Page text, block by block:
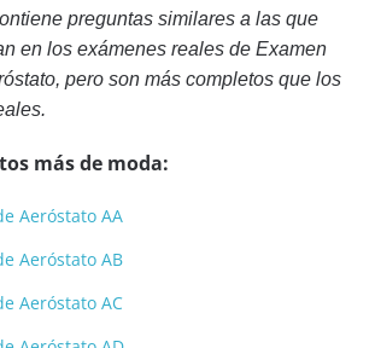
preguntas similares a las que
en los exámenes reales de Examen
pero son más completos que los
más de moda:
Aeróstato AA
Aeróstato AB
Aeróstato AC